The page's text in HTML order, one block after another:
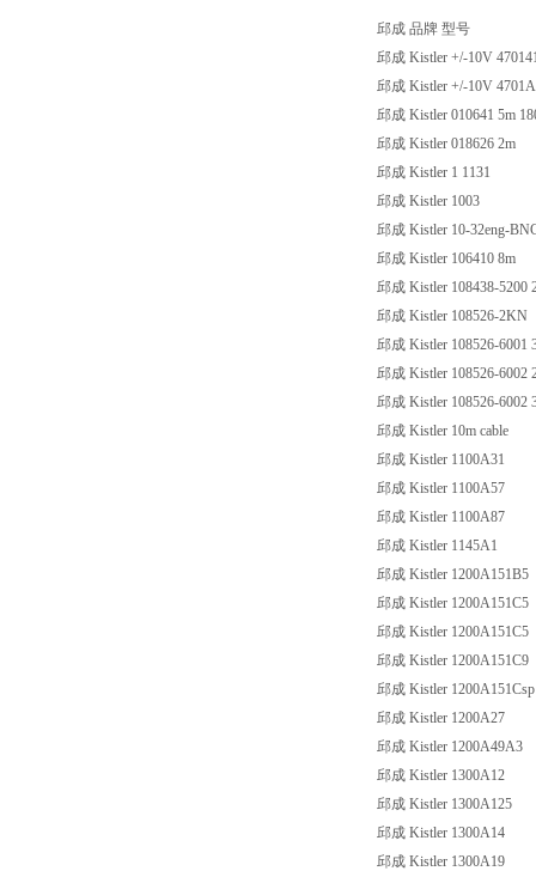
邱成 品牌 型号
邱成 Kistler +/-10V
邱成 Kistler +/-10V
邱成 Kistler 010641 5m
邱成 Kistler 018626 2m
邱成 Kistler 1 1131
邱成 Kistler 1003
邱成 Kistler 10-32eng-
邱成 Kistler 106410 8m
邱成 Kistler 108438-5200
邱成 Kistler 108526-2KN
邱成 Kistler 108526-6001
邱成 Kistler 108526-6002
邱成 Kistler 108526-6002
邱成 Kistler 10m cable
邱成 Kistler 1100A31
邱成 Kistler 1100A57
邱成 Kistler 1100A87
邱成 Kistler 1145A1
邱成 Kistler 1200A151B5
邱成 Kistler 1200A151C5
邱成 Kistler 1200A151C5
邱成 Kistler 1200A151C9
邱成 Kistler 1200A151Csp
邱成 Kistler 1200A27
邱成 Kistler 1200A49A3
邱成 Kistler 1300A12
邱成 Kistler 1300A125
邱成 Kistler 1300A14
邱成 Kistler 1300A19